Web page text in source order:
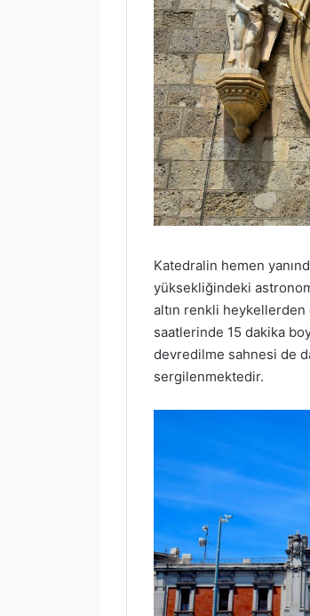
Katedralin hemen
yüksekliğindeki
altın renkli
saatlerinde 15 dakika
devredilme sahnesi de
sergilenmektedir.